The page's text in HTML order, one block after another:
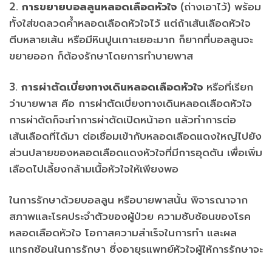
2. การขยายบอลลูนหลอดเลือดหัวใจ (ถ่างเอาไว้) พร้อม
ทั้งใส่ขดลวดค้ำหลอดเลือดหัวใจไว้ แต่ถ้าเส้นเลือดหัวใจ
ตีบหลายเส้น หรือมีหินปูนเกาะเยอะมาก ก็ยากที่บอลลูนจะ
ขยายออก ก็ต้องรักษาโดยการทำบายพาส
3. การผ่าตัดเบี่ยงทางเดินหลอดเลือดหัวใจ หรือที่เรียก
ว่าบายพาส คือ การผ่าตัดเบี่ยงทางเดินหลอดเลือดหัวใจ
การผ่าตัดก็จะทำการผ่าตัดเปิดหน้าอก แล้วทำการต่อ
เส้นเลือดที่ได้มา ต่อเชื่อมเข้ากับหลอดเลือดแดงใหญ่ไปยัง
ส่วนปลายของหลอดเลือดแดงหัวใจที่มีการอุดตัน เพื่อเพิ่ม
เลือดไปเลี้ยงกล้ามเนื้อหัวใจให้เพียงพอ
ในการรักษาด้วยบอลลูน หรือบายพาสนั้น พิจารณาจาก
สภาพและโรคประจำตัวของผู้ป่วย ความซับซ้อนของโรค
หลอดเลือดหัวใจ โอกาสความสำเร็จในการทำ และผล
แทรกซ้อนในการรักษา ซึ่งอายุรแพทย์หัวใจผู้ให้การรักษาจะ